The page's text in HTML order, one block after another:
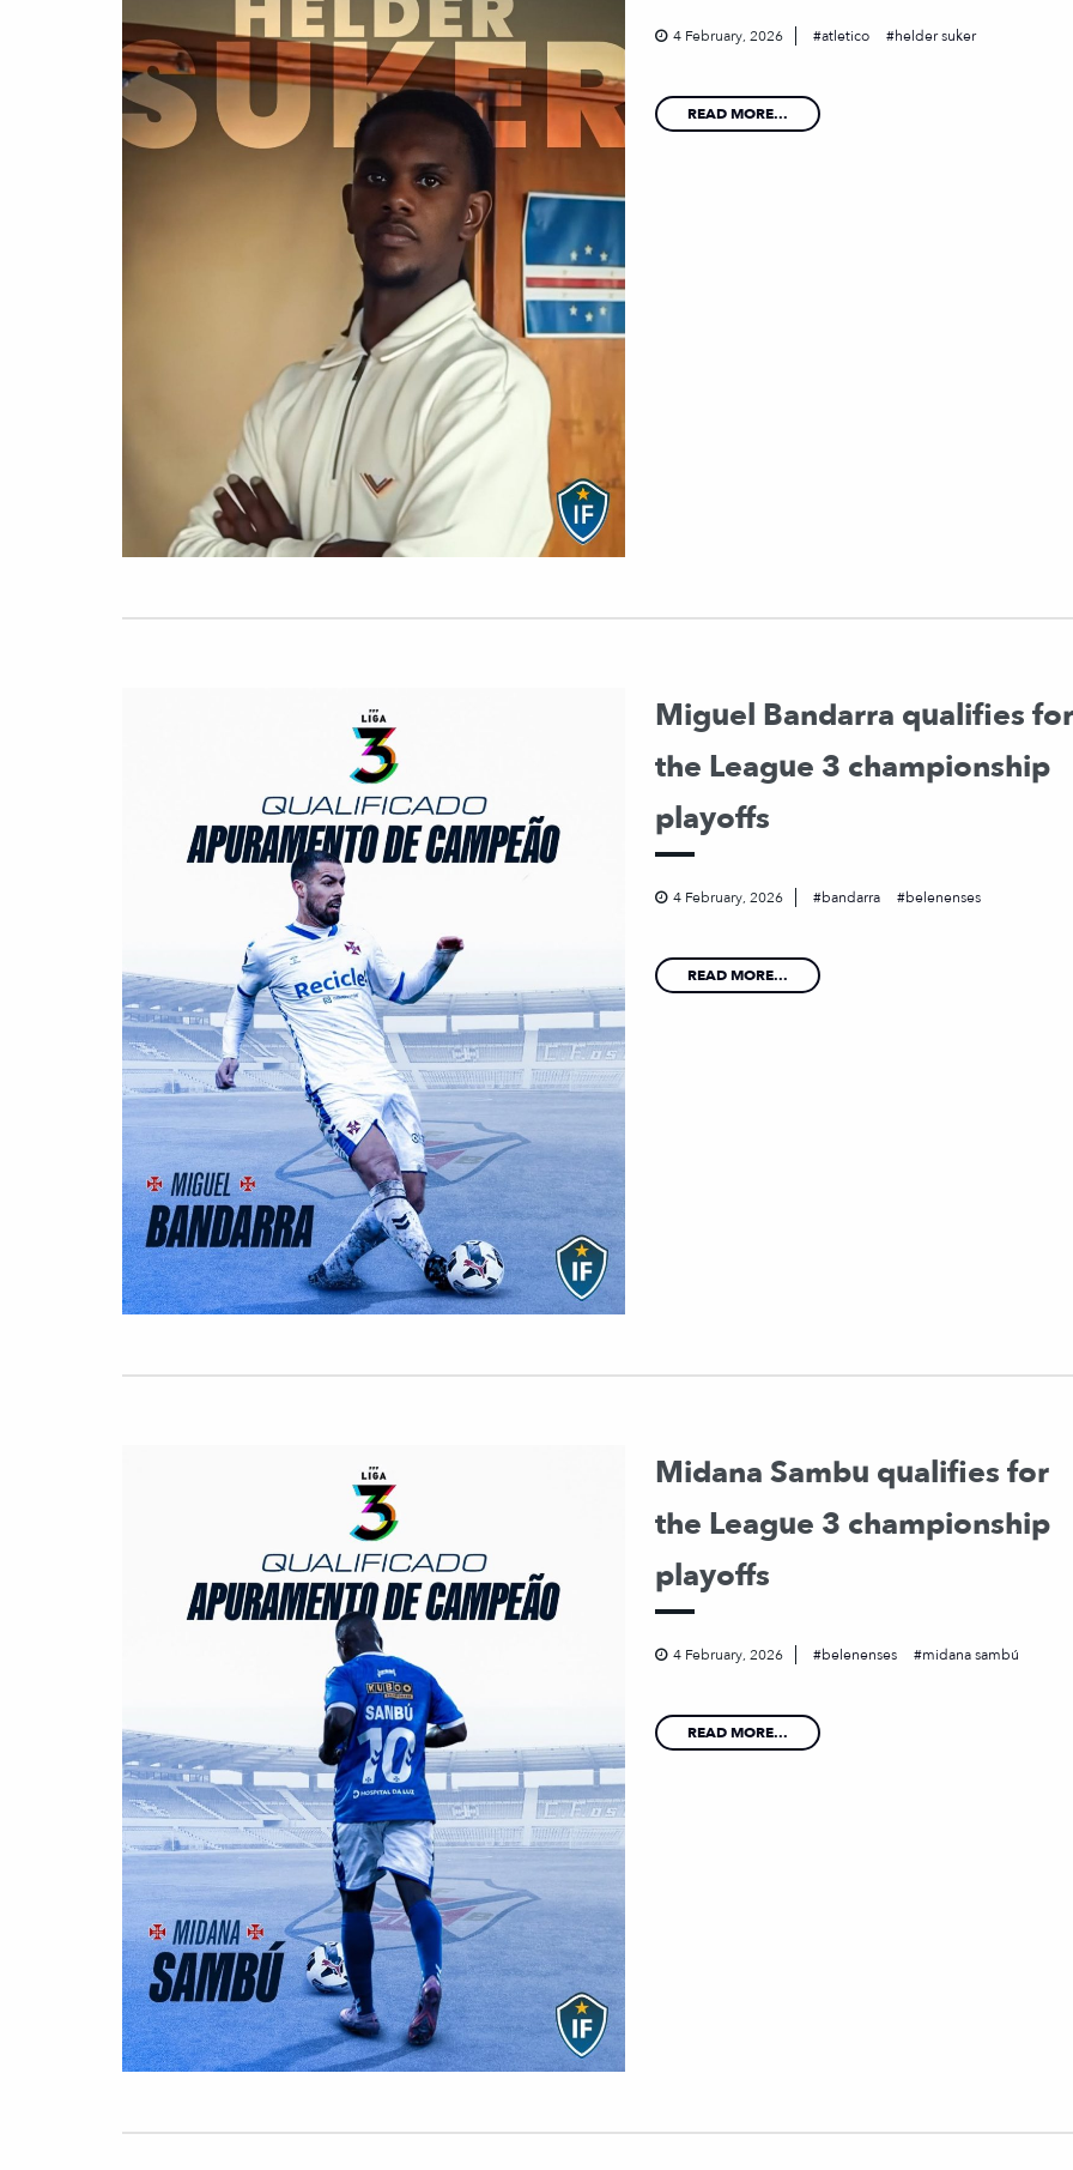
4 February, 2026 atletico helder suker
READ MORE...
Miguel Bandarra qualifies for
the League 3 championship
playoffs
4 February, 2026 bandarra belenenses
READ MORE...
Midana Sambu qualifies for
the League 3 championship
playoffs
4 February, 2026 belenenses midana sambú
READ MORE...